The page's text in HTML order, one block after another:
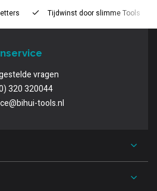
Tijdwinst door slimme Tools
vragen
320 320044
tools.nl